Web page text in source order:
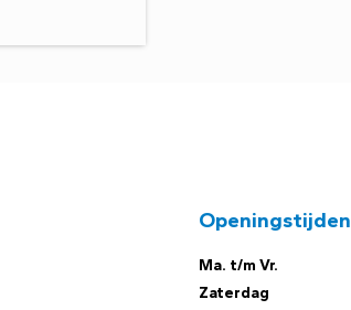
Openingstijden
Ma. t/m Vr.
Zaterdag